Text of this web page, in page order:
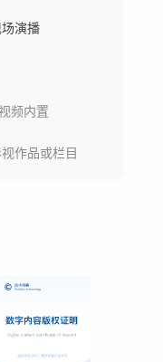
演播
频内置
作品或栏目